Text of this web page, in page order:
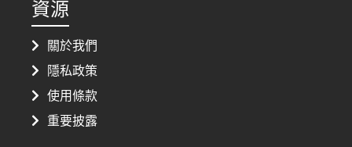
資源
關於我們
隱私政策
使用條款
重要披露